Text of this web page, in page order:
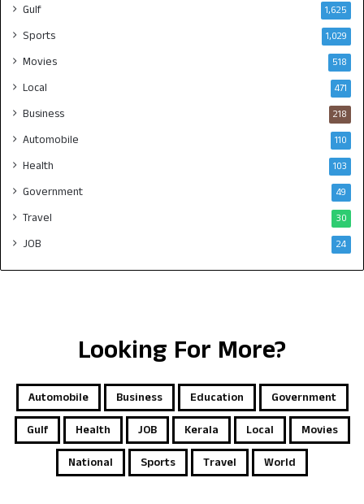
Gulf 1,625
Sports 1,029
Movies 518
Local 471
Business 218
Automobile 110
Health 103
Government 49
Travel 30
JOB 24
Looking For More?
Automobile Business Education
Government
Gulf
Health JOB Kerala Local
Movies
National
Sports Travel World